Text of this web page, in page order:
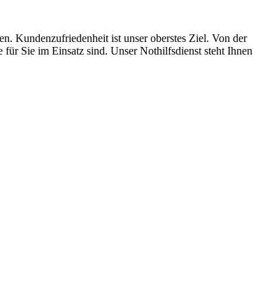
Kundenzufriedenheit ist unser oberstes Ziel. Von der
Sie im Einsatz sind. Unser Nothilfsdienst steht Ihnen